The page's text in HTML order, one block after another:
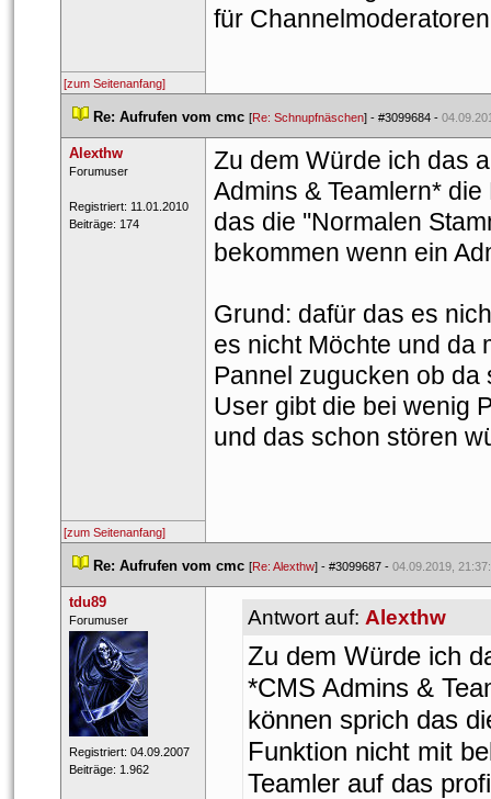
für
[zum Seitenanfang]
Re: Aufrufen vom cmc [Re: Schnupfnäschen] - #3099684 -
Alexthw
Forumuser
Registriert: 11.01.2010
Beiträge: 174
Zu dem Würde ich das
Admins & Teamlern*
das die ''Normalen
bekommen wenn ein
Grund: dafür das es
es nicht Möchte und da
Pannel zugucken ob
User gibt die bei wenig
und das schon stören
[zum Seitenanfang]
Re: Aufrufen vom cmc [Re: Alexthw] - #3099687 - 04.09.2019,
tdu89
​Forumuser
Registriert: 04.09.2007
Beiträge: 1.962
Antwort auf: Alexthw
Zu dem Würde ich
*CMS Admins &
können sprich das
Funktion nicht mit
Teamler auf das